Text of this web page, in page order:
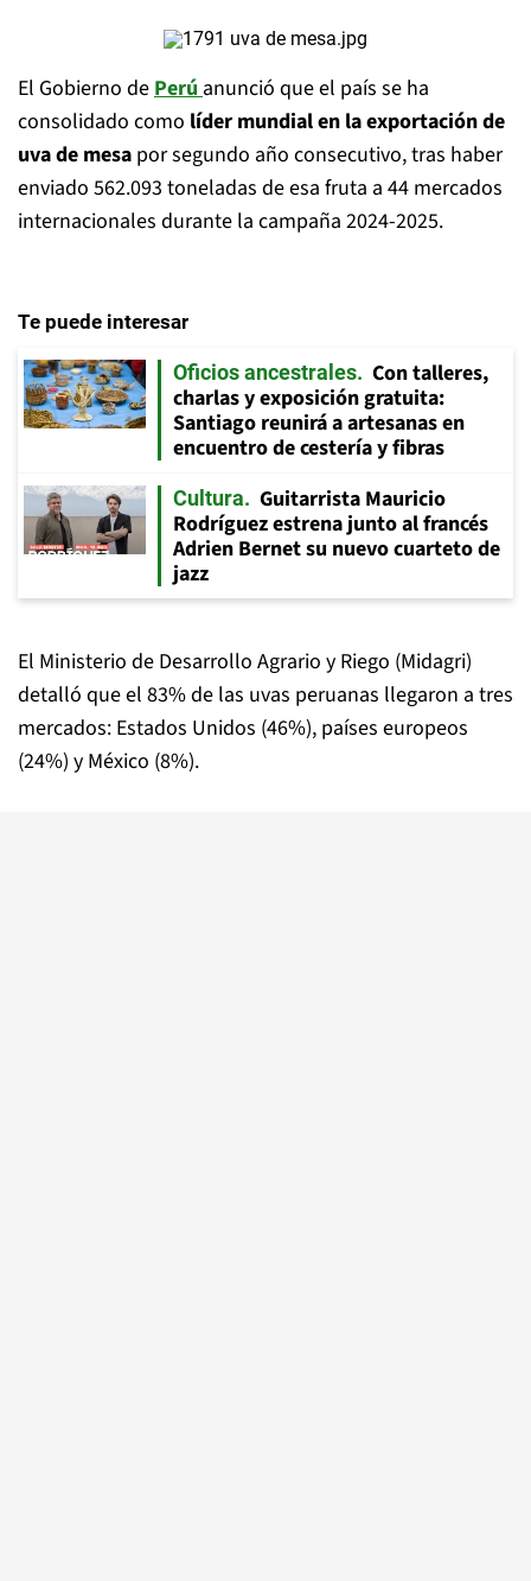
El Gobierno dePerúanunció que el país se ha
consolidado como líder mundial en la exportación de
uva de mesa por segundo año consecutivo, tras haber
enviado 562.093 toneladas de esa fruta a 44 mercados
internacionales durante la campaña 2024-2025.
Te puede interesar
Oficios ancestrales
Con talleres,
charlas y exposición gratuita:
Santiago reunirá a artesanas en
encuentro de cestería y fibras
Cultura
Guitarrista Mauricio
Rodríguez estrena junto al francés
Adrien Bernet su nuevo cuarteto de
jazz
El Ministerio de Desarrollo Agrario y Riego (Midagri)
detalló que el 83% de las uvas peruanas llegaron a tres
mercados: Estados Unidos (46%), países europeos
(24%) y México (8%).